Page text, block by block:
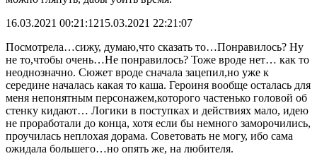
16.03.2021 00:21:1215.03.2021 22:21:07
Посмотрела…сижу, думаю,что сказать то…Понравилось? Ну
не то,чтобы очень…Не понравилось? Тоже вроде нет… как то
неоднозначно. Сюжет вроде сначала зацепил,но уже к
середине началась какая то каша. Героиня вообще осталась для
меня непонятным персонажем,которого частенько головой об
стенку кидают… Логики в поступках и действиях мало, идею
не проработали до конца, хотя если бы немного заморочились,
проучилась неплохая дорама. Советовать не могу, ибо сама
ожидала большего…но опять же, на любителя.